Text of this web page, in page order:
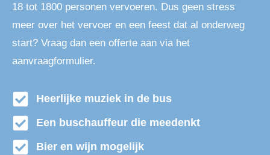
18 tot 1800 personen vervoeren. Dus geen stress
meer over het vervoer en een feest dat al onderweg
start? Vraag dan een offerte aan via het
aanvraagformulier.
Heerlijke muziek in de bus
Een buschauffeur die meedenkt
Bier en wijn mogelijk